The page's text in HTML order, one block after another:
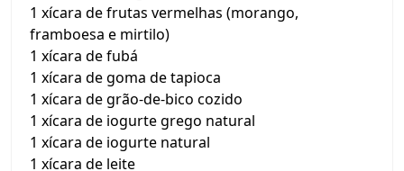
1 xícara de frutas vermelhas (morango,
framboesa e mirtilo)
1 xícara de fubá
1 xícara de goma de tapioca
1 xícara de grão-de-bico cozido
1 xícara de iogurte grego natural
1 xícara de iogurte natural
1 xícara de leite